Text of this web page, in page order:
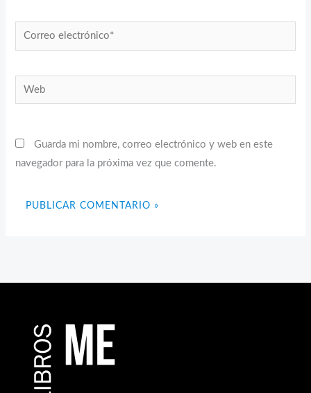
Correo
electrónico*
Web
Guarda mi nombre, correo electrónico y web en este
navegador para la próxima vez que comente.